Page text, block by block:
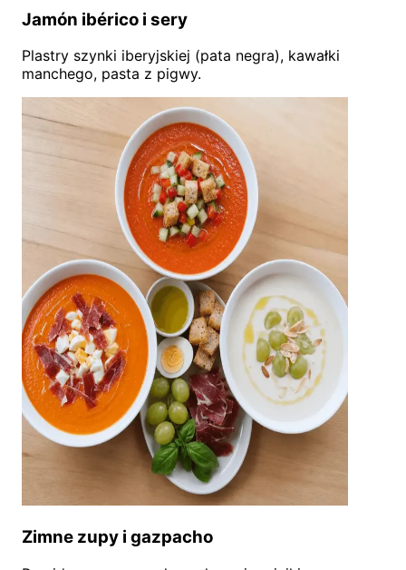
Jamón ibérico i sery
Plastry szynki iberyjskiej (pata negra), kawałki
manchego, pasta z pigwy.
Zimne zupy i gazpacho